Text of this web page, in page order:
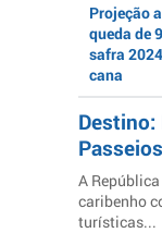
Projeção
queda de
safra
cana
Destino:
A
caribenho
turísticas...